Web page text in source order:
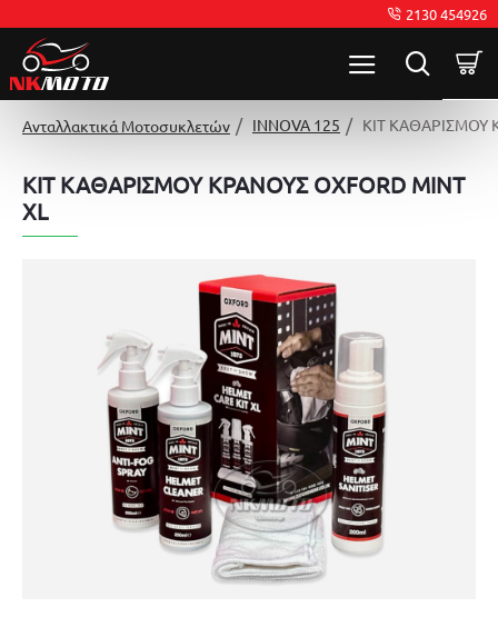
2130 454926
Ανταλλακτικά Μοτοσυκλετών INNOVA 125 ΚΙΤ ΚΑΘΑΡΙΣΜΟΥ
ΚΙΤ ΚΑΘΑΡΙΣΜΟΥ ΚΡΑΝΟΥΣ OXFORD MINT
XL